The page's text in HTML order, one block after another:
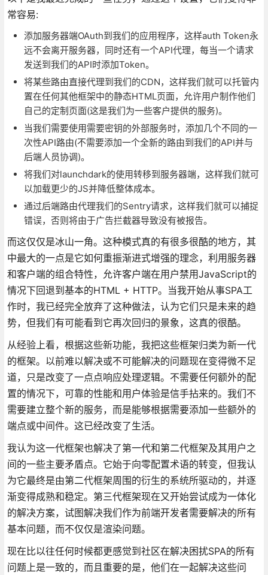
常容易:
添加服务器端OAuth到我们的应用程序，这样auth Token永
远不会离开服务器，同时还有一个API代理，每当一个请求
发送到我们的API时添加Token。
将某些路由直接代理到我们的CDN，这样我们就可以托管内
置在任何其他框架中的静态HTML页面，允许用户制作他们
自己的定制页面(这是我们为一些客户提供的服务)。
当我们需要使用需要密钥的外部服务时，添加几个不同的一
次性API路由(不需要添加一个全新的路由到我们的API并与
后端人员协调)。
将我们对launchdark的使用转移到服务器端，这样我们就可
以加载更少的JS并降低整体成本。
通过后端路由代理我们的Sentry请求，这样我们就可以捕捉
错误，否则将由于广告拦截器导致没有被报告。
而这仅仅是冰山一角。这种模式真的有很多很酷的地方，其
中最大的一点是它如何重振渐进式增强的理念，利用服务器
和客户端的组合特性，允许客户端在用户禁用JavaScript的
情况下回退到基本的HTML + HTTP。当我开始从事SPA工
作时，我已经完全放弃了这种做法，认为它们只是未来的趋
势，但我们有可能看到它再次回归的景象，这真的很酷。
从经验上看，根据这些新功能，我把这些框架归类为新一代
的框架。以前难以解决或不可能解决的问题现在变得微不足
道，只是改变了一点点响应处理逻辑。不需要任何额外的配
置的情况下，可靠的性能和用户体验是信手拈来的。我们不
需要建立整个新的服务，而是能够根据需要添加一些额外的
端点或中间件。这已经改变了生活。
我认为这一代框架也解决了第一代和第二代框架及其用户之
间的一些主要矛盾点。它始于向零配置术语的转变，但我认
为它最终是由第二代框架周围的衍生的系统所驱动的，并逐
渐变得成熟和稳定。第三代框架现在又开始尝试成为一体化
的解决方案，试图解决我们作为前端开发者需要解决的所有
基本问题，而不仅仅是渲染问题。
现在比以往任何时候都更感觉到社区在解决困扰SPA的所有
问题上是一致的，而且重要的是，他们在一起解决这些问